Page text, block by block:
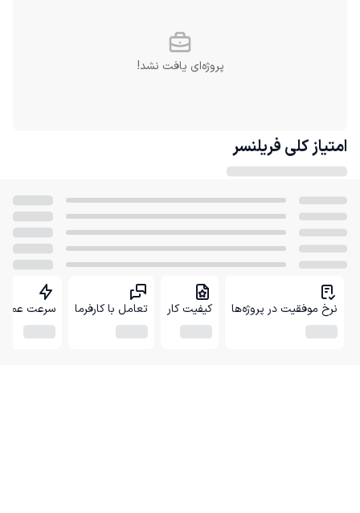
پروژه‌ای یافت نشد!
امتیاز کلی فریلنسر
نرخ موفقیت در پروژه‌ها کیفیت کار تعامل با کارفرما سرعت عمل